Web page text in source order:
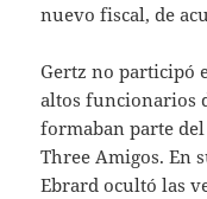
nuevo fiscal, de
Gertz no participó
altos funcionarios
formaban parte
Three Amigos. En
Ebrard ocultó las